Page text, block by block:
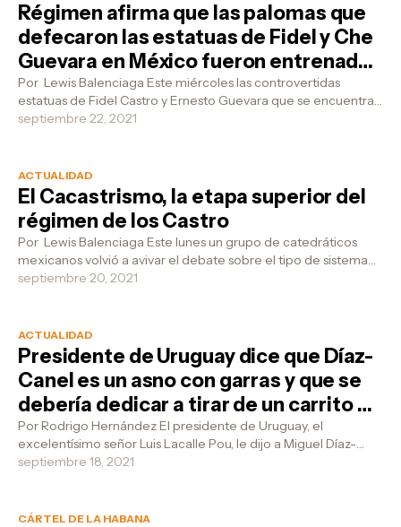
Régimen afirma que las palomas que
defecaron las estatuas de Fidel y Che
Guevara en México fueron entrenadas
por la CIA
Por Lewis Balenciaga Este miércoles las controvertidas
estatuas de Fidel Castro y Ernesto Guevara que se encuentran
en Ciudad de México ubi...
septiembre 22, 2021
ACTUALIDAD
El Cacastrismo, la etapa superior del
régimen de los Castro
Por Lewis Balenciaga Este lunes un grupo de catedráticos
mexicanos volvió a avivar el debate sobre el tipo de sistema
que hay en Cuba, y ...
septiembre 20, 2021
ACTUALIDAD
Presidente de Uruguay dice que Díaz-
Canel es un asno con garras y que se
debería dedicar a tirar de un carrito de
helado
Por Rodrigo Hernández El presidente de Uruguay, el
excelentísimo señor Luis Lacalle Pou, le dijo a Miguel Díaz-
Canel que era bochornoso tene...
septiembre 18, 2021
CÁRTEL DE LA HABANA